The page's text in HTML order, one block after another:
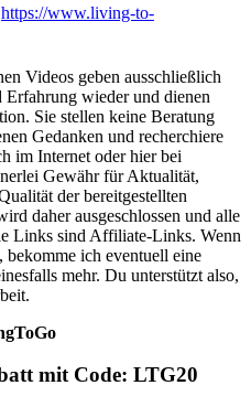
https://www.living-to-
Videos geben ausschließlich
Erfahrung wieder und dienen
Sie stellen keine Beratung
Gedanken und recherchiere
im Internet oder hier bei
Gewähr für Aktualität,
der bereitgestellten
daher ausgeschlossen und alle
Links sind Affiliate-Links. Wenn
ich eventuell eine
mehr. Du unterstützt also,
mit Code: LTG20